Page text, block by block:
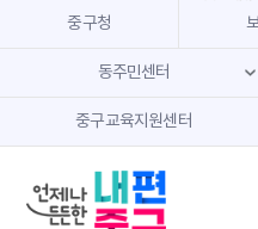
본문
주메
중구청
동주민센터
중구교육지원센터